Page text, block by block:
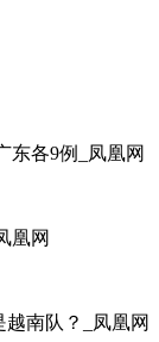
东各9例_凤凰网
凰网
南队？_凤凰网